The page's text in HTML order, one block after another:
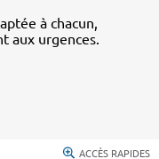
à chacun,
aux urgences.
ACCÈS RAPIDES